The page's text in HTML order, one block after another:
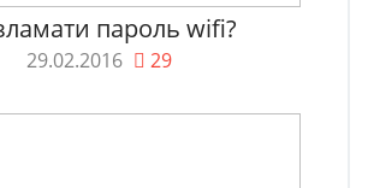
пароль wifi?
29.02.2016 29